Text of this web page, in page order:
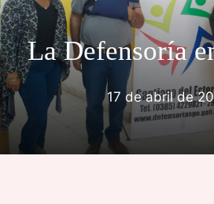
La Defensoría
17 de abril de